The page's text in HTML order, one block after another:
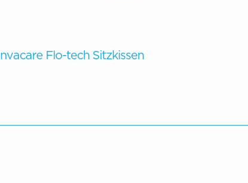
Invacare Flo-tech Sitzkissen